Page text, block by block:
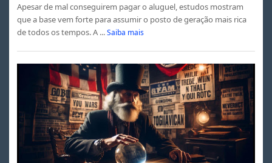
Apesar de mal conseguirem pagar o aluguel, estudos mostram
que a base vem forte para assumir o posto de geração mais rica
de todos os tempos. A ... Saiba mais